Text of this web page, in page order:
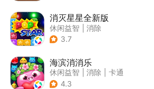
消灭星星全新版
休闲益智
消除
3.7
海滨消消乐
休闲益智 消除
卡通
| 乐元素
4.3